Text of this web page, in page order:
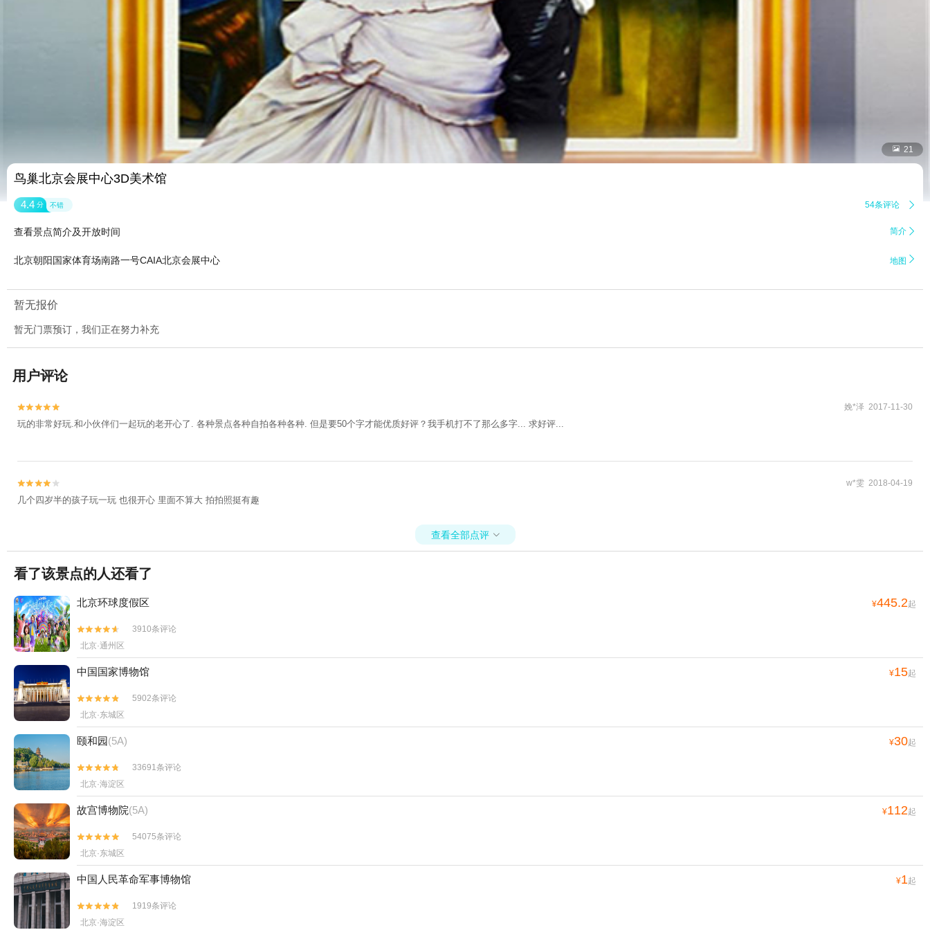
 21
鸟巢北京会展中心3D美术馆
4.4 分 不错 54条评论 
查看景点简介及开放时间 简介 
北京朝阳国家体育场南路一号CAIA北京会展中心 地图 
暂无报价
暂无门票预订，我们正在努力补充
用户评论

 娩*泽 2017-11-30
玩的非常好玩.和小伙伴们一起玩的老开心了. 各种景点各种自拍各种各种. 但是要50个字才能优质好评？我手机打不了那么多字... 求好评...

 w*雯 2018-04-19
几个四岁半的孩子玩一玩 也很开心 里面不算大 拍拍照挺有趣
查看全部点评 
看了该景点的人还看了
北京环球度假区 ¥445.2起


3910条评论
北京·通州区
中国国家博物馆 ¥15起


5902条评论
北京·东城区
颐和园(5A) ¥30起


33691条评论
北京·海淀区
故宫博物院(5A) ¥112起


54075条评论
北京·东城区
中国人民革命军事博物馆 ¥1起


1919条评论
北京·海淀区